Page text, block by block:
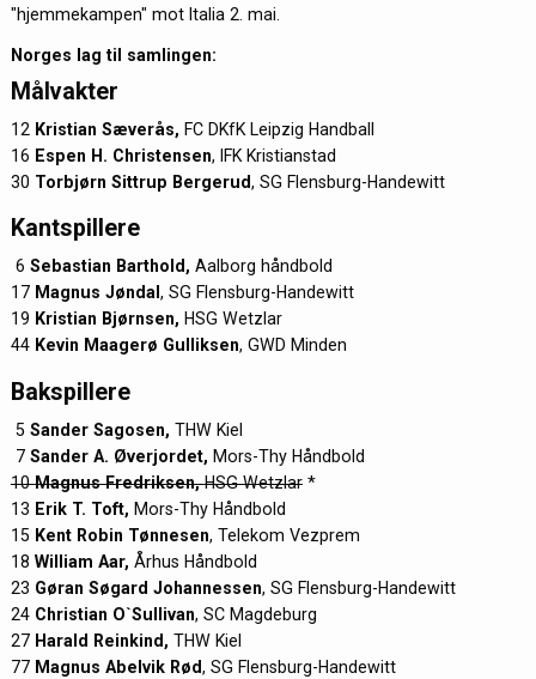
"hjemmekampen" mot Italia 2. mai.
Norges lag til samlingen:
Målvakter
12 Kristian Sæverås, FC DKfK Leipzig Handball
16 Espen H. Christensen, IFK Kristianstad
30 Torbjørn Sittrup Bergerud, SG Flensburg-Handewitt
Kantspillere
6 Sebastian Barthold, Aalborg håndbold
17 Magnus Jøndal , SG Flensburg-Handewitt
19 Kristian Bjørnsen, HSG Wetzlar
44 Kevin Maagerø Gulliksen, GWD Minden
Bakspillere
5 Sander Sagosen, THW Kiel
7 Sander A. Øverjordet, Mors-Thy Håndbold
10Magnus Fredriksen,HSG Wetzlar*
13 Erik T. Toft, Mors-Thy Håndbold
15 Kent Robin Tønnesen, Telekom Vezprem
18 William Aar, Århus Håndbold
23 Gøran Søgard Johannessen, SG Flensburg-Handewitt
24 Christian O`Sullivan, SC Magdeburg
27Harald Reinkind, THW Kiel
77 Magnus Abelvik Rød, SG Flensburg-Handewitt